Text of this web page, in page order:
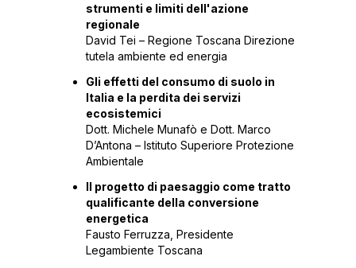
strumenti e limiti dell'azione
regionale
David Tei – Regione Toscana Direzione
tutela ambiente ed energia
Gli effetti del consumo di suolo in
Italia e la perdita dei servizi
ecosistemici
Dott. Michele Munafò e Dott. Marco
D’Antona – Istituto Superiore Protezione
Ambientale
Il progetto di paesaggio come tratto
qualificante della conversione
energetica
Fausto Ferruzza, Presidente
Legambiente Toscana